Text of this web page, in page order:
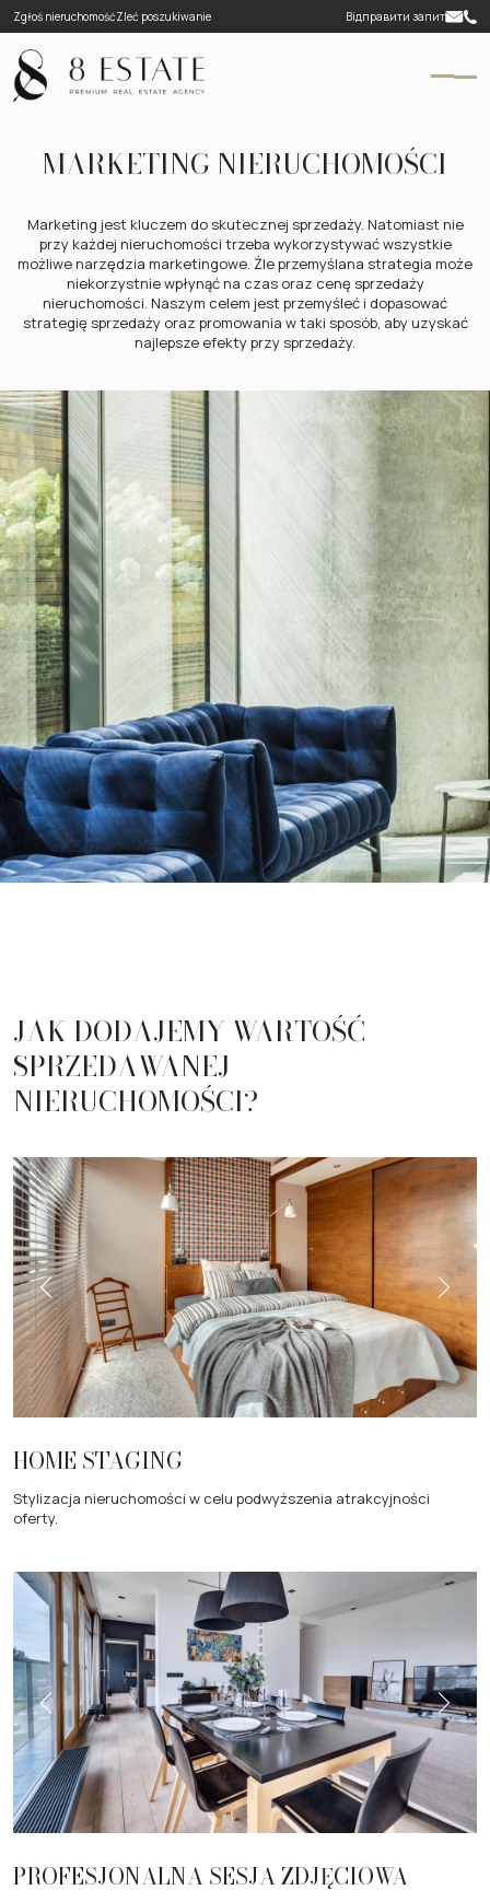
Zgłoś nieruchomośćZleć poszukiwanie Відправити запит
MARKETING NIERUCHOMOŚCI
Marketing jest kluczem do skutecznej sprzedaży. Natomiast nie
przy każdej nieruchomości trzeba wykorzystywać wszystkie
możliwe narzędzia marketingowe. Źle przemyślana strategia może
niekorzystnie wpłynąć na czas oraz cenę sprzedaży
nieruchomości. Naszym celem jest przemyśleć i dopasować
strategię sprzedaży oraz promowania w taki sposób, aby uzyskać
najlepsze efekty przy sprzedaży.
JAK DODAJEMY WARTOŚĆ
SPRZEDAWANEJ
NIERUCHOMOŚCI?
HOME STAGING
Stylizacja nieruchomości w celu podwyższenia atrakcyjności
oferty.
PROFESJONALNA SESJA ZDJĘCIOWA